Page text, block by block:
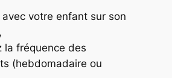
avec votre enfant sur son
la fréquence des
(hebdomadaire ou